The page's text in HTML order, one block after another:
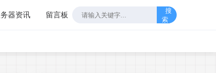
器资讯 留言板
搜
索